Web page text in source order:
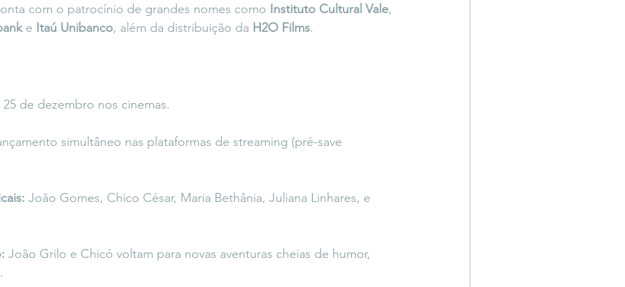
com o patrocínio de grandes nomes como Instituto Cultural Vale,
e Itaú Unibanco, além da distribuição da H2O Films.
25 de dezembro nos cinemas.
simultâneo nas plataformas de streaming (pré-save
João Gomes, Chico César, Maria Bethânia, Juliana Linhares, e
João Grilo e Chicó voltam para novas aventuras cheias de humor,